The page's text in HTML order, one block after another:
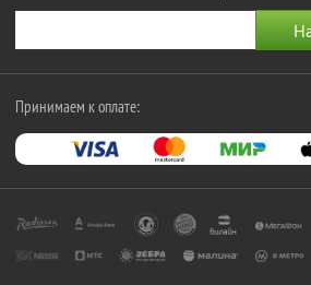
Принимаем к оплате: